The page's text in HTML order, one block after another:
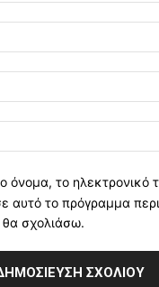
όνομα, το ηλεκτρονικό
αυτό το πρόγραμμα
σχολιάσω.